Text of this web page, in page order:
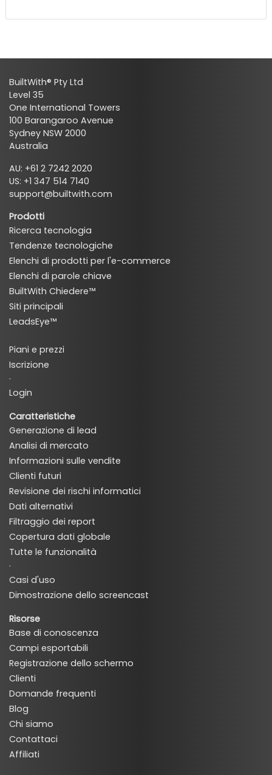
BuiltWith® Pty Ltd
Level 35
One International Towers
100 Barangaroo Avenue
Sydney NSW 2000
Australia
AU: +61 2 7242 2020
US: +1 347 514 7140
support@builtwith.com
Prodotti
Ricerca tecnologia
Tendenze tecnologiche
Elenchi di prodotti per l'e-commerce
Elenchi di parole chiave
BuiltWith Chiedere™
Siti principali
LeadsEye™
Piani e prezzi
Iscrizione
·
Login
Caratteristiche
Generazione di lead
Analisi di mercato
Informazioni sulle vendite
Clienti futuri
Revisione dei rischi informatici
Dati alternativi
Filtraggio dei report
Copertura dati globale
Tutte le funzionalità
·
Casi d'uso
Dimostrazione dello screencast
Risorse
Base di conoscenza
Campi esportabili
Registrazione dello schermo
Clienti
Domande frequenti
Blog
Chi siamo
Contattaci
Affiliati